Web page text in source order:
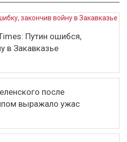
Путин ошибся,
в Закавказье
после
выражало ужас